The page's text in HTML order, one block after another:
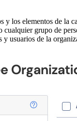
y los elementos de la
grupo de
y usuarios de la